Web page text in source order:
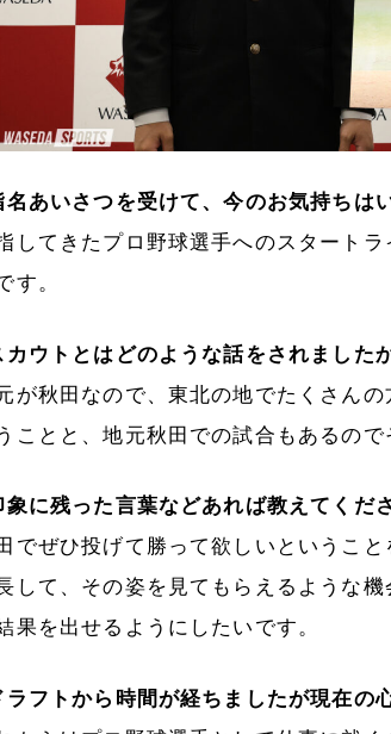
あいさつを受けて、今のお気持ちは
してきたプロ野球選手へのスタート
す。
ウトとはどのような話をされました
が秋田なので、東北の地でたくさん
ことと、地元秋田での試合もあるの
に残った言葉などあれば教えてくだ
でぜひ投げて勝って欲しいということ
して、その姿を見てもらえるような
果を出せるようにしたいです。
フトから時間が経ちましたが現在の